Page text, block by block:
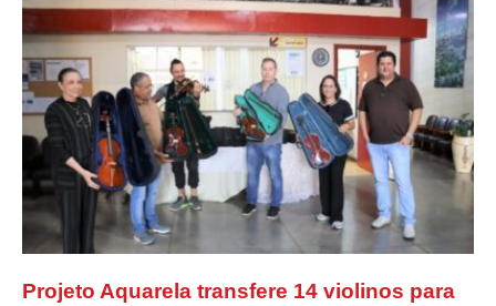
Projeto Aquarela transfere 14 violinos para